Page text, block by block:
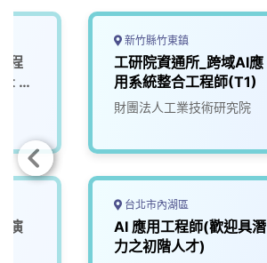
程
+
演
新竹縣竹東鎮
工研院資通所_跨域AI應
用系統整合工程師(T1)
財團法人工業技術研究院
台北市內湖區
AI 應用工程師(歡迎具潛
力之初階人才)